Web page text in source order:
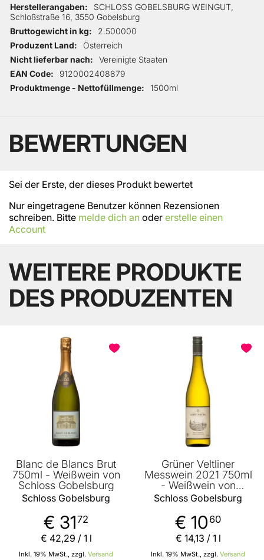
Herstellerangaben
SCHLOSS GOBELSBURG WEINGUT,
Schloßstraße 16, 3550 Gobelsburg
Bruttogewicht in kg
2.500000
Produzent Land
Österreich
Nicht lieferbar nach
Vereinigte Staaten
EAN Code
9120002408879
Produktmenge - Nettofüllmenge
1500ml
BEWERTUNGEN
Sei der Erste, der dieses Produkt bewertet
Nur eingetragene Benutzer können Rezensionen
schreiben. Bitte melde dich an oder erstelle einen
Account
WEITERE PRODUKTE
DES PRODUZENTEN
Blanc de Blancs Brut
750ml - Weißwein von
Schloss Gobelsburg
Schloss Gobelsburg
€ 3172
Inkl. 19% MwSt., zzgl. Versand
€ 42,29 / 1 l
Grüner Veltliner
Messwein 2021 750ml
- Weißwein von
Schloss Gobelsburg
Schloss Gobelsburg
€ 10 60
Inkl. 19% MwSt., zzgl. Versand
€ 14,13 / 1 l